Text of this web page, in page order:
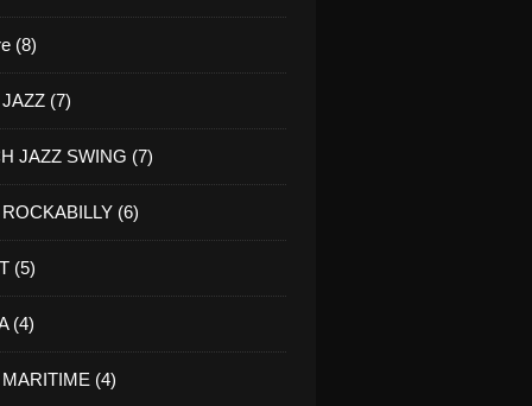
(8)
(7)
JAZZ SWING (7)
(6)
(5)
(4)
(4)